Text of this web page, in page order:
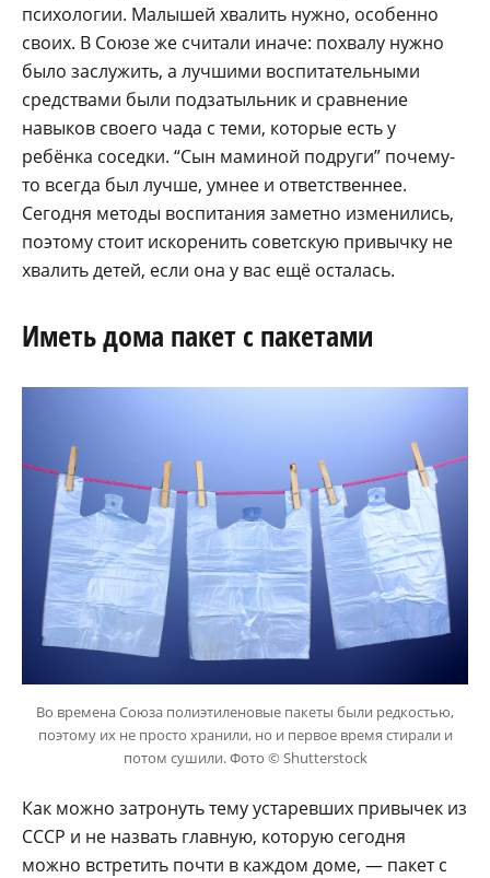
психологии. Малышей хвалить нужно, особенно
своих. В Союзе же считали иначе: похвалу нужно
было заслужить, а лучшими воспитательными
средствами были подзатыльник и сравнение
навыков своего чада с теми, которые есть у
ребёнка соседки. “Сын маминой подруги” почему-
то всегда был лучше, умнее и ответственнее.
Сегодня методы воспитания заметно изменились,
поэтому стоит искоренить советскую привычку не
хвалить детей, если она у вас ещё осталась.
Иметь дома пакет с пакетами
Во времена Союза полиэтиленовые пакеты были редкостью,
поэтому их не просто хранили, но и первое время стирали и
потом сушили. Фото © Shutterstock
Как можно затронуть тему устаревших привычек из
СССР и не назвать главную, которую сегодня
можно встретить почти в каждом доме, — пакет с